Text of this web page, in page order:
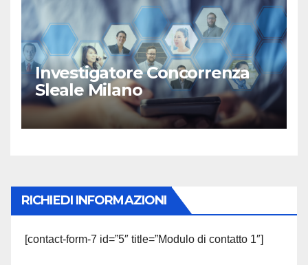
Investigatore Concorrenza
Sleale Milano
RICHIEDI INFORMAZIONI
[contact-form-7 id=”5″ title=”Modulo di contatto 1″]